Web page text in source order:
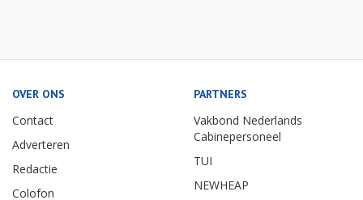
OVER ONS
Contact
Adverteren
Redactie
Colofon
PARTNERS
Vakbond Nederlands
Cabinepersoneel
TUI
NEWHEAP